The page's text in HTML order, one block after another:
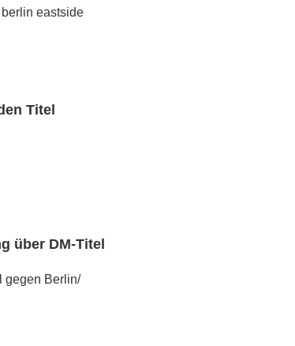
eastside
Titel
über DM-Titel
gegen Berlin/